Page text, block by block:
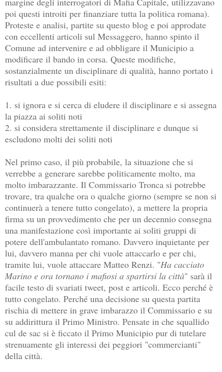
poi questi introiti per finanziare tutta la politica romana).
Proteste e analisi, partite su questo blog e poi approdate
con eccellenti articoli sul Messaggero, hanno spinto il
Comune ad intervenire e ad obbligare il Municipio a
modificare il bando in corsa. Queste modifiche,
sostanzialmente un disciplinare di qualità, hanno portato i
risultati a due possibili esiti:
1. si ignora e si cerca di eludere il disciplinare e si assegna
la piazza ai soliti noti
2. si considera strettamente il disciplinare e dunque si
escludono molti dei soliti noti
Nel primo caso, il più probabile, la situazione che si
verrebbe a generare sarebbe politicamente molto, ma
molto imbarazzante. Il Commissario Tronca si potrebbe
trovare, tra qualche ora o qualche giorno (sempre se non si
continuerà a tenere tutto congelato), a mettere la propria
firma su un provvedimento che per un decennio consegna
una manifestazione così importante ai soliti gruppi di
potere dell'ambulantato romano. Davvero inquietante per
lui, davvero manna per chi vuole attaccarlo e per chi,
tramite lui, vuole attaccare Matteo Renzi. "Ha cacciato
Marino e ora tornano i mafiosi a spartirsi la città" sarà il
facile testo di svariati tweet, post e articoli. Ecco perché è
tutto congelato. Perché una decisione su questa partita
rischia di mettere in grave imbarazzo il Commissario e su
su addirittura il Primo Ministro. Pensate in che squallido
cul de sac si è ficcato il Primo Municipio pur di tutelare
strenuamente gli interessi dei peggiori "commercianti"
della città.